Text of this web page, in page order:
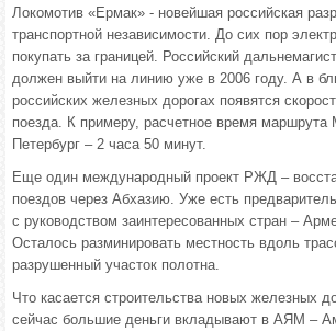
Локомотив «Ермак» - новейшая российская
транспортной независимости. До сих пор
покупать за границей. Российский
должен выйти на линию уже в 2006 году. А в
российских железных дорогах появятся
поезда. К примеру, расчетное время маршрута
Петербург – 2 часа 50 минут.
Еще один международный проект РЖД –
поездов через Абхазию. Уже есть
с руководством заинтересованных стран –
Осталось разминировать местность вдоль
разрушенный участок полотна.
Что касается строительства новых железных
сейчас большие деньги вкладывают в АЯМ –